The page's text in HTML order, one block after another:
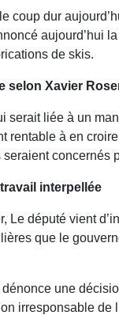
coup dur
aujourd’hui
de skis.
selon Xavier
serait liée à un
rentable à en
concernés
interpellée
Le député vient
que le
une
irresponsable de